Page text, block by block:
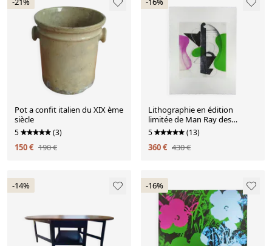
Pot a confit italien du XIX ème
siècle
5 (3)
150 € 190 €
Lithographie en édition
limitée de Man Ray des
années 1970. Signée par
l'auteur et numérotée au
crayon.
5 (13)
360 € 430 €
-14% -16%